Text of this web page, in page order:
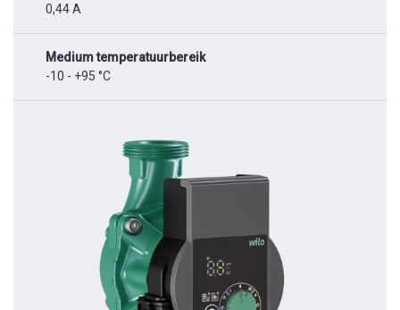
0,44 A
Medium temperatuurbereik
-10 - +95 °C